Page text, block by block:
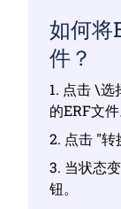
如何将
件？
1. 点击 \选
的ERF文件
2. 点击 "转
3. 当状态
钮。